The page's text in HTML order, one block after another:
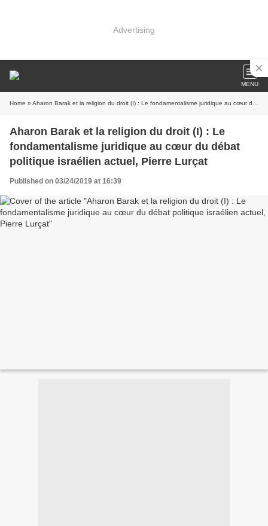
Advertising
MENU
Home » Aharon Barak et la religion du droit (I) : Le fondamentalisme juridique au cœur du débat politique israélien actuel, Pierre Lurçat
Aharon Barak et la religion du droit (I) : Le
fondamentalisme juridique au cœur du débat
politique israélien actuel, Pierre Lurçat
Published on 03/24/2019 at 16:39